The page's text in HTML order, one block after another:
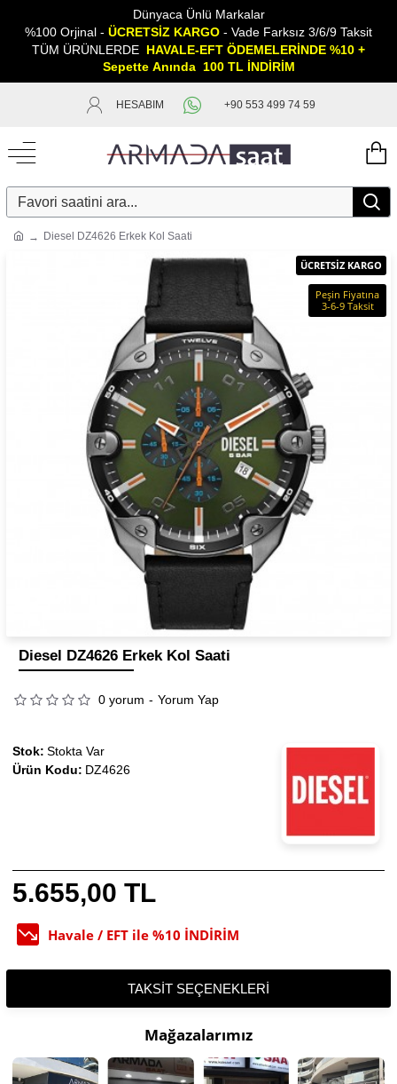
Dünyaca Ünlü Markalar
%100 Orjinal - ÜCRETSİZ KARGO - Vade Farksız 3/6/9 Taksit
TÜM ÜRÜNLERDE HAVALE-EFT ÖDEMELERİNDE %10 +
Sepette Anında 100 TL İNDİRİM
HESABIM +90 553 499 74 59
Diesel DZ4626 Erkek Kol Saati
ÜCRETSİZ KARGO
Peşin Fiyatına
3-6-9 Taksit
Diesel DZ4626 Erkek Kol Saati
0 yorum - Yorum Yap
5.655,00 TL
Havale / EFT ile %10 İNDİRİM
Stok: Stokta Var
Ürün Kodu: DZ4626
TAKSIT SEÇENEKLERI
Mağazalarımız